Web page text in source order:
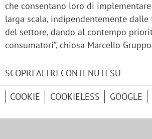
che consentano loro di
larga scala, indipendentemente
del settore, dando al contempo
consumatori”, chiosa Marcello
SCOPRI ALTRI CONTENUTI SU
COOKIE COOKIELESS GOOGLE